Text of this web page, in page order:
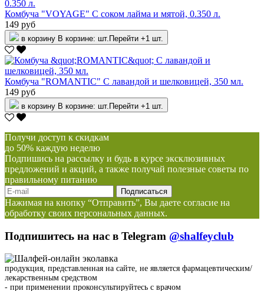
Комбуча "VOYAGE" С соком лайма и мятой, 0.350 л.
149 руб
в корзину В корзине: шт. Перейти +1 шт.
Комбуча "ROMANTIC" С лавандой и шелковицей, 350 мл.
149 руб
в корзину В корзине: шт. Перейти +1 шт.
Получи доступ к скидкам
до 50% каждую неделю
Подпишись на рассылку и будь в курсе эксклюзивных
предложений и акций, а также получай полезные советы по
правильному питанию
Нажимая на кнопку “Отправить”, Вы даете согласие на
обработку своих персональных данных.
Подпишитесь на нас в Telegram @shalfeyclub
продукция, представленная на сайте, не является фармацевтическим/
лекарственным средством
- при применении проконсультируйтесь с врачом